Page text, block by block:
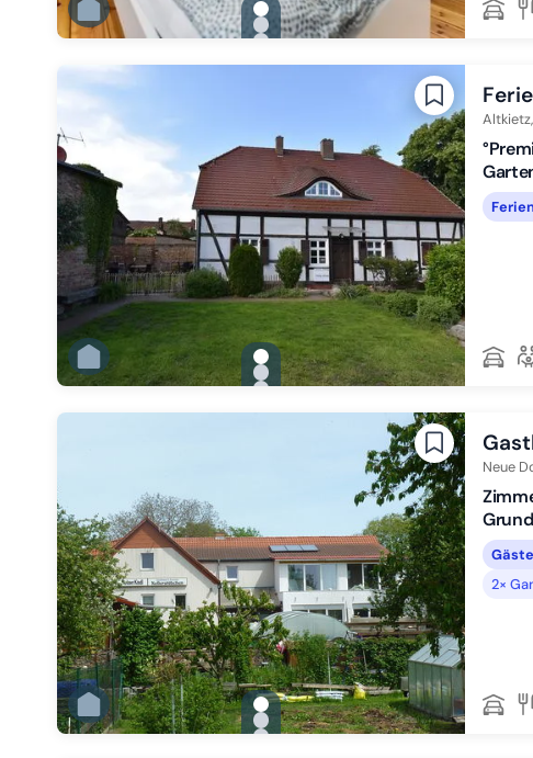
gallery.slide_selector
Zu Slide 1 wechseln
Zu Slide 2 wechseln
gallery.slide_selector
Zu Slide 1 wechseln
Zu Slide 2 wechseln
Zu Slide 4 wechseln
Zu Slide 5 wechseln
Zu Slide 6 wechseln
Altkietz,
gallery.slide_selector
Zu Slide 1 wechseln
Zu Slide 2 wechseln
Neue
2×